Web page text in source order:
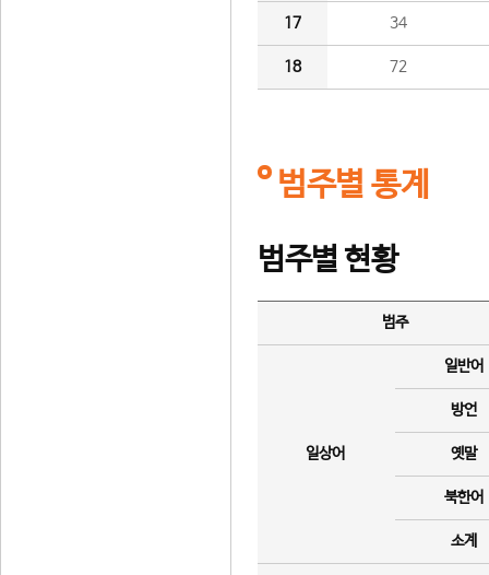
17 34
18 72
범주별 통계
범주별 현황
범주
일상어
일반어
방언
옛말
북한어
소계